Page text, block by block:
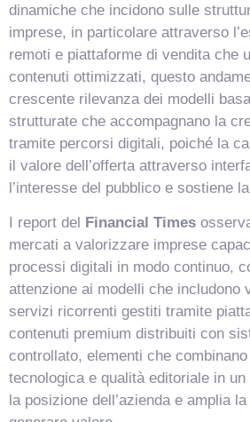
dinamiche che incidono sulle
imprese, in particolare attraverso
remoti e piattaforme di vendita che
contenuti ottimizzati, questo
crescente rilevanza dei modelli
strutturate che accompagnano la
tramite percorsi digitali, poiché la
il valore dell’offerta attraverso
l’interesse del pubblico e sostiene
I report del Financial Times
mercati a valorizzare imprese
processi digitali in modo continuo,
attenzione ai modelli che includono
servizi ricorrenti gestiti tramite
contenuti premium distribuiti con
controllato, elementi che
tecnologica e qualità editoriale in
la posizione dell’azienda e amplia
VismarChat
Salve! Sono VismarChat, l'agente AI di
cosa possiamo esserti utile?